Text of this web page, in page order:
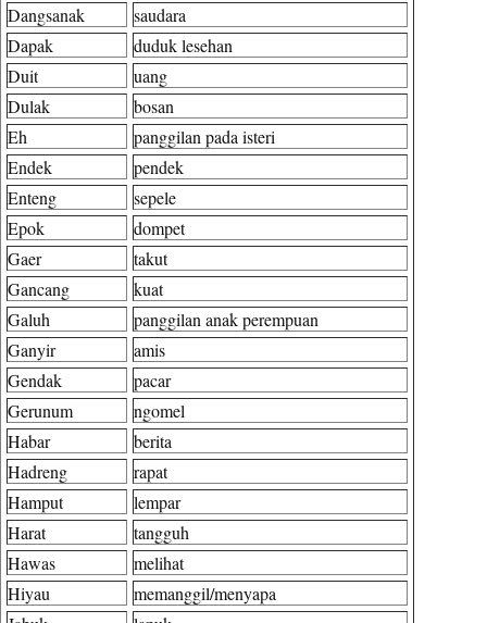
Dangsanak
saudara
Dapak
duduk lesehan
Duit
uang
Dulak
bosan
Eh
panggilan pada isteri
Endek
pendek
Enteng
sepele
Epok
dompet
Gaer
takut
Gancang
kuat
Galuh
panggilan anak perempuan
Ganyir
amis
Gendak
pacar
Gerunum
ngomel
Habar
berita
Hadreng
rapat
Hamput
lempar
Harat
tangguh
Hawas
melihat
Hiyau
memanggil/menyapa